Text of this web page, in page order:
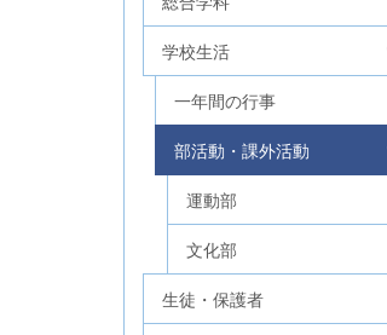
学校生活
一年間の行事
部活動・課外活動
運動部
文化部
生徒・保護者